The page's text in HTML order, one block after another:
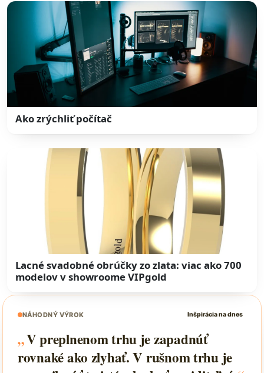
Ako zrýchliť počítač
Lacné svadobné obrúčky zo zlata: viac ako 700
modelov v showroome VIPgold